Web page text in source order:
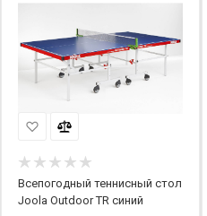
Всепогодный теннисный стол
Joola Outdoor TR синий